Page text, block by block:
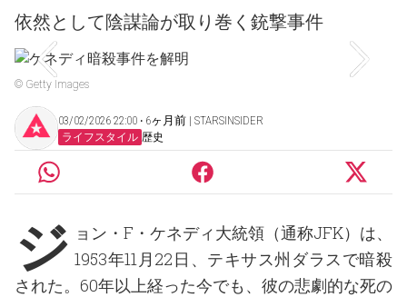
依然として陰謀論が取り巻く銃撃事件
© Getty Images
03/02/2026 22:00 ‧ 6ヶ月前 | STARSINSIDER
ライフスタイル 歴史
ジ ョン・F・ケネディ大統領（通称JFK）は、
1953年11月22日、テキサス州ダラスで暗殺
された。60年以上経った今でも、彼の悲劇的な死の